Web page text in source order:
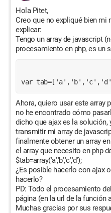
Hola Pitet,
Creo que no expliqué bien mi
explicar:
Tengo un array de javascript
procesamiento en php, es un
var
Ahora, quiero usar este array
no he encontrado cómo
dicho que ajax es la solución,
transmitir mi array de
finalmente obtener un array en
el array que necesito en php
$tab=array('a','b','c','d');
¿Es posible hacerlo con ajax
hacerlo?
PD: Todo el procesamiento
página (en la url de la función
Muchas gracias por sus